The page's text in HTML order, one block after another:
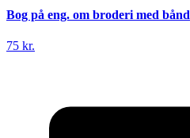
Bog på eng. om broderi med bånd
75 kr.